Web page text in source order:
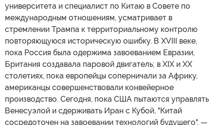
университета и специалист по Китаю в Совете по
международным отношениям, усматривает в
стремлении Трампа к территориальному контролю
повторяющуюся историческую ошибку. В XVIII веке,
пока Россия была одержима завоеванием Евразии,
Британия создавала паровой двигатель; в XIX и XX
столетиях, пока европейцы соперничали за Африку,
американцы совершенствовали конвейерное
производство. Сегодня, пока США пытаются управлять
Венесуэлой и сдерживать Иран с Кубой, "Китай
сосредоточен на завоевании технологий будущего", —